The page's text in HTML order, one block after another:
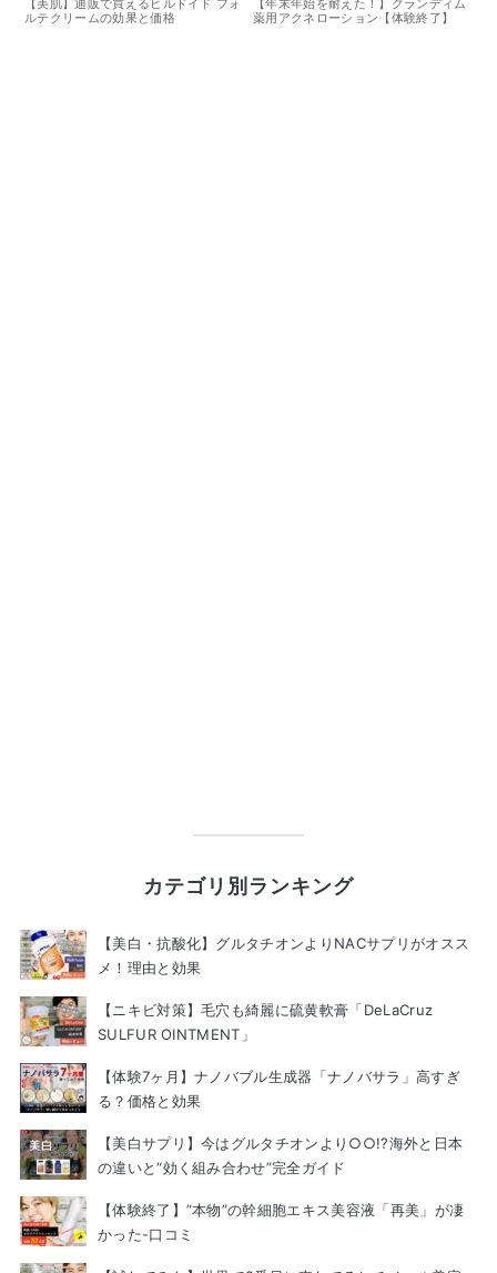
ルテクリームの効果と価格
薬用アクネローション【体験終了】
カテゴリ別ランキング
【美白・抗酸化】グルタチオンよりNACサプリがオスス
メ！理由と効果
【ニキビ対策】毛穴も綺麗に硫黄軟膏「DeLaCruz
SULFUR OINTMENT」
【体験7ヶ月】ナノバブル生成器「ナノバサラ」高すぎ
る？価格と効果
【美白サプリ】今はグルタチオンより○○!?海外と日本
の違いと“効く組み合わせ”完全ガイド
【体験終了】”本物”の幹細胞エキス美容液「再美」が凄
かった-口コミ